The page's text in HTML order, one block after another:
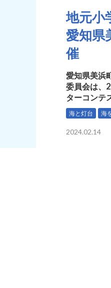
地元小
愛知県
催
愛知県美浜
委員会は、
ターコンテ
海と灯台 海
2024.02.14